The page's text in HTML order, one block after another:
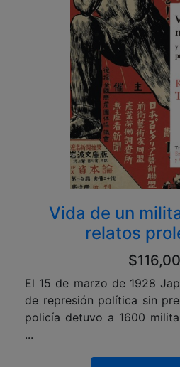
Vida de un
relatos
El 15 de marzo de 1928
de represión política sin
policía detuvo a 1600
...